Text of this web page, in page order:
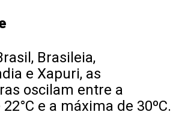
Brasileia,
e Xapuri, as
oscilam entre a
e a máxima de 30ºC.